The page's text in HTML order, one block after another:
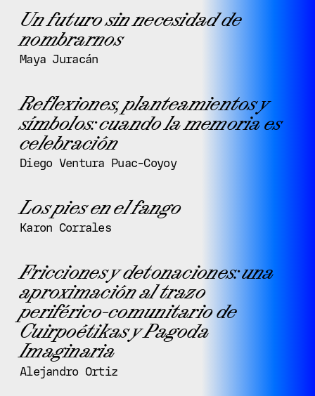
Un futuro sin necesidad de
nombrarnos
Maya Juracán
Reflexiones, planteamientos y
símbolos: cuando la memoria es
celebración
Diego Ventura Puac-Coyoy
Los pies en el fango
Karon Corrales
Fricciones y detonaciones: una
aproximación al trazo
periférico-comunitario de
Cuirpoétikas y Pagoda
Imaginaria
Alejandro Ortiz